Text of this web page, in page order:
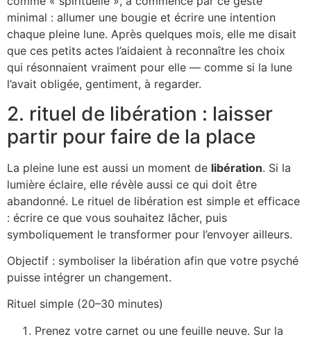
minimal : allumer une bougie et écrire une intention
chaque pleine lune. Après quelques mois, elle me disait
que ces petits actes l’aidaient à reconnaître les choix
qui résonnaient vraiment pour elle — comme si la lune
l’avait obligée, gentiment, à regarder.
2. rituel de libération : laisser
partir pour faire de la place
La pleine lune est aussi un moment de libération. Si la
lumière éclaire, elle révèle aussi ce qui doit être
abandonné. Le rituel de libération est simple et efficace
: écrire ce que vous souhaitez lâcher, puis
symboliquement le transformer pour l’envoyer ailleurs.
Objectif : symboliser la libération afin que votre psyché
puisse intégrer un changement.
Rituel simple (20–30 minutes)
Prenez votre carnet ou une feuille neuve. Sur la